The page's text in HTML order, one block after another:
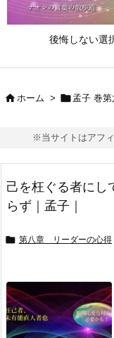
後悔しない選
 ホーム >  孟子 巻
※当サイトはアフ
己を枉ぐる者にし
らず｜孟子｜
 第八章 リーダーの心得